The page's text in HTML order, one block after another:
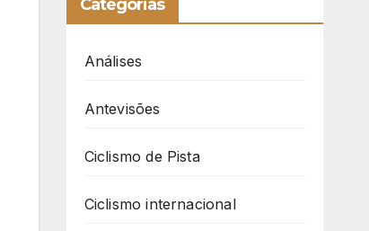
Categorias
Análises
Antevisões
Ciclismo de Pista
Ciclismo internacional